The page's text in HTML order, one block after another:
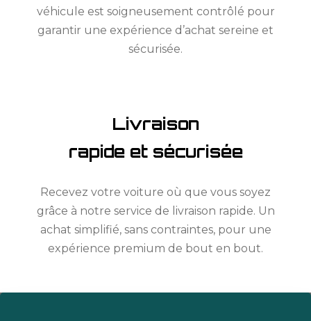
véhicule est soigneusement contrôlé pour
garantir une expérience d’achat sereine et
sécurisée.
Livraison
rapide et sécurisée
Recevez votre voiture où que vous soyez
grâce à notre service de livraison rapide. Un
achat simplifié, sans contraintes, pour une
expérience premium de bout en bout.